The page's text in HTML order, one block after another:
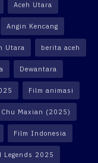
Aceh Utara
Angin Kencang
Utara berita aceh
Dewantara
Film animasi
Chu Maxian (2025)
Film Indonesia
Legends 2025